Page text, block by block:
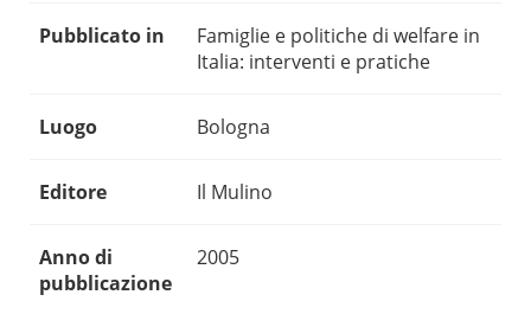
Pubblicato in
Famiglie e politiche di welfare in
Italia: interventi e pratiche
Luogo Bologna
Editore Il Mulino
Anno di
pubblicazione
2005